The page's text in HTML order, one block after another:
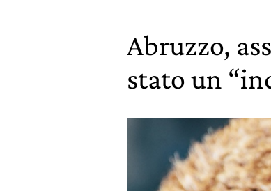
Abruzzo,
stato un